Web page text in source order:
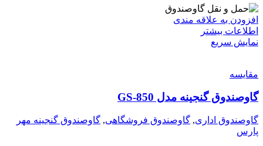
افزودن به علاقه مندی
اطلاعات بیشتر
نمایش سریع
مقايسه
گاوصندوق گنجینه مدل GS-850
گاوصندوق اداری, گاوصندوق فروشگاهی, گاوصندوق گنجینه مهر
پارس